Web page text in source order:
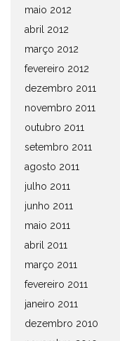
maio 2012
abril 2012
março 2012
fevereiro 2012
dezembro 2011
novembro 2011
outubro 2011
setembro 2011
agosto 2011
julho 2011
junho 2011
maio 2011
abril 2011
março 2011
fevereiro 2011
janeiro 2011
dezembro 2010